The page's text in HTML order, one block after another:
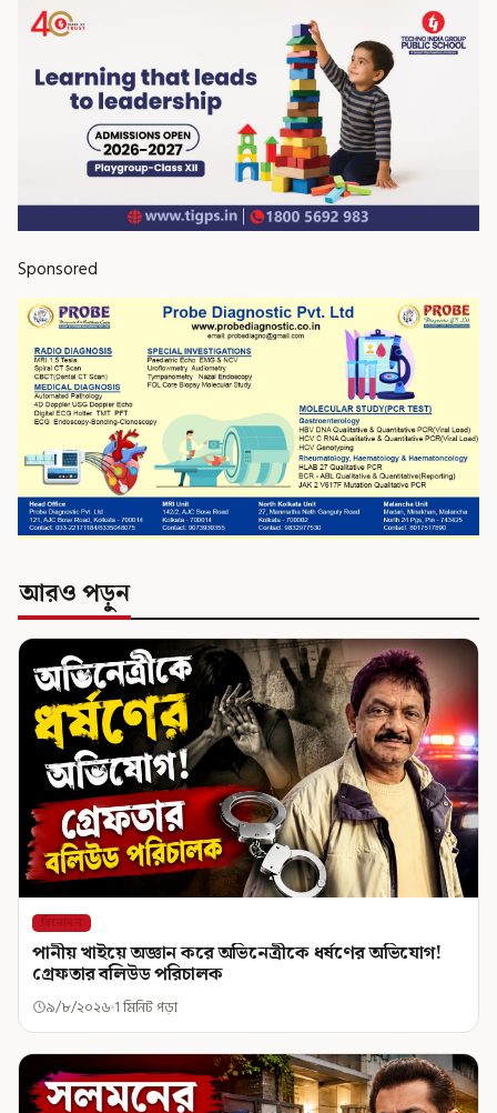
Sponsored
আরও পড়ুন
বিনোদন
পানীয় খাইয়ে অজ্ঞান করে অভিনেত্রীকে ধর্ষণের অভিযোগ!
গ্রেফতার বলিউড পরিচালক
৯/৮/২০২৬ 1 মিনিট পড়া